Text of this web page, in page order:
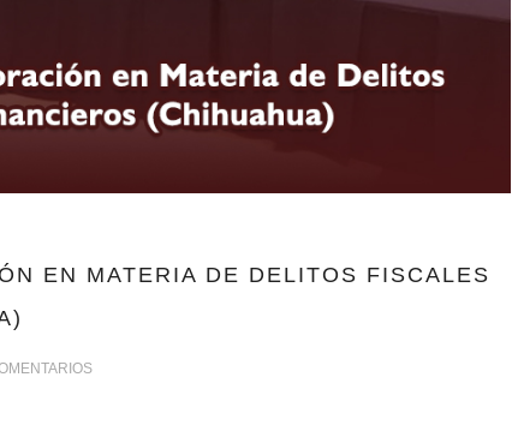
EN MATERIA DE DELITOS FISCALES